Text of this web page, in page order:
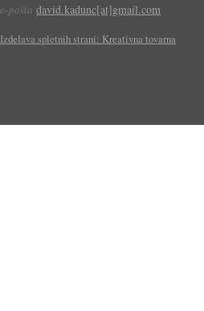
e-pošta david.kadunc[at]gmail.com
Izdelava spletnih strani: Kreativna tovarna